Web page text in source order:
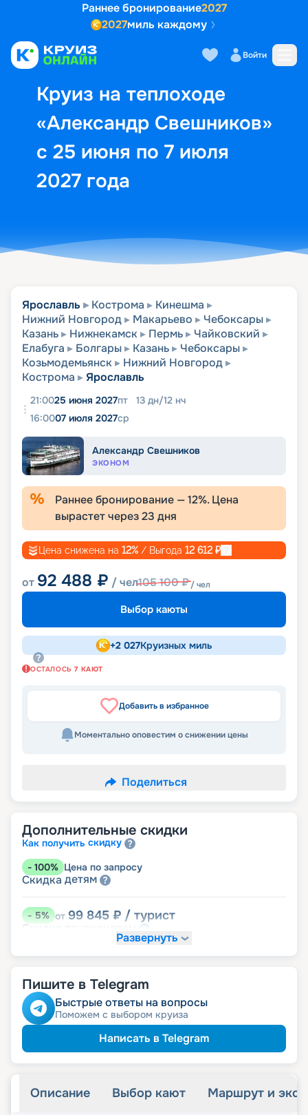
Раннее бронирование2027
2027миль каждому
Войти
Круиз на теплоходе
«Александр Свешников»
с 25 июня по 7 июля
2027 года
Выбор кают Маршрут и
Ярославль Кострома
Кинешма
Нижний Новгород
Макарьево
Чебоксары
Казань
Нижнекамск Пермь
Чайковский
Елабуга
Болгары Казань
Чебоксары
Козьмодемьянск
Нижний Новгород
Кострома
Ярославль
21:0025 июня 2027пт 13 дн/12 нч
16:0007 июля 2027ср
Александр Свешников
ЭКОНОМ
Раннее бронирование —12%. Цена
вырастет через23 дня
Цена снижена на 12% / Выгода 12 612 ₽
от 92 488 ₽ / чел105 100₽/ чел
Выбор каюты
+2 027Круизных миль
ОСТАЛОСЬ 7 КАЮТ
Добавить в избранное
Моментально оповестим о снижении цены
Поделиться
Дополнительные скидки
Как получить скидку
- 100% Цена по запросу
Скидка детям
-5% от 99 845 ₽ / турист
Скидка
Развернуть
Пишите в Telegram
Быстрые ответы на вопросы
Поможем с выбором круиза
Написать в Telegram
Описание Выбор кают Маршрут и